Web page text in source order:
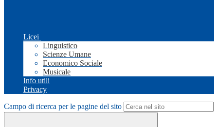
Licei
Linguistico
Scienze Umane
Economico Sociale
Musicale
Info utili
Privacy
Campo di ricerca per le pagine del sito